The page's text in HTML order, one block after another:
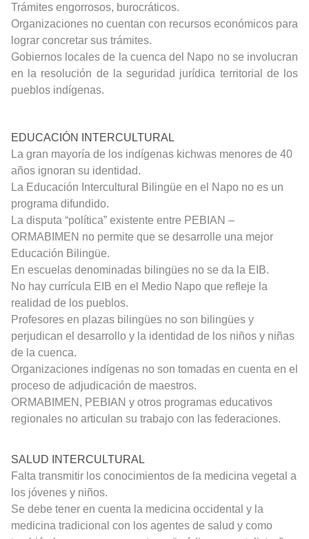
Trámites engorrosos, burocráticos.
Organizaciones no cuentan con recursos económicos para
lograr concretar sus trámites.
Gobiernos locales de la cuenca del Napo no se involucran
en la resolución de la seguridad jurídica territorial de los
pueblos indígenas.
EDUCACIÓN INTERCULTURAL
La gran mayoría de los indígenas kichwas menores de 40
años ignoran su identidad.
La Educación Intercultural Bilingüe en el Napo no es un
programa difundido.
La disputa “política” existente entre PEBIAN –
ORMABIMEN no permite que se desarrolle una mejor
Educación Bilingüe.
En escuelas denominadas bilingües no se da la EIB.
No hay currícula EIB en el Medio Napo que refleje la
realidad de los pueblos.
Profesores en plazas bilingües no son bilingües y
perjudican el desarrollo y la identidad de los niños y niñas
de la cuenca.
Organizaciones indígenas no son tomadas en cuenta en el
proceso de adjudicación de maestros.
ORMABIMEN, PEBIAN y otros programas educativos
regionales no articulan su trabajo con las federaciones.
SALUD INTERCULTURAL
Falta transmitir los conocimientos de la medicina vegetal a
los jóvenes y niños.
Se debe tener en cuenta la medicina occidental y la
medicina tradicional con los agentes de salud y como